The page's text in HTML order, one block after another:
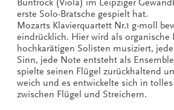
Buntrock (Viola) im Leipziger
erste Solo-Bratsche gespielt hat.
Mozarts Klavierquartett Nr.1 g-moll
eindrücklich. Hier wird als organische
hochkarätigen Solisten musiziert,
Sinn, jede Note entsteht als
spielte seinen Flügel zurückhaltend
weich und es entwickelte sich in tolles
zwischen Flügel und Streichern.